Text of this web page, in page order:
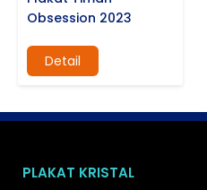
Obsession 2023
Detail
PLAKAT KRISTAL